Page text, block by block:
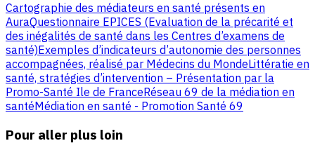
Cartographie des médiateurs en santé présents en
AuraQuestionnaire EPICES (Evaluation de la précarité et
des inégalités de santé dans les Centres d’examens de
santé)Exemples d’indicateurs d’autonomie des personnes
accompagnées, réalisé par Médecins du MondeLittératie en
santé, stratégies d’intervention – Présentation par la
Promo-Santé Ile de FranceRéseau 69 de la médiation en
santéMédiation en santé - Promotion Santé 69
Pour aller plus loin